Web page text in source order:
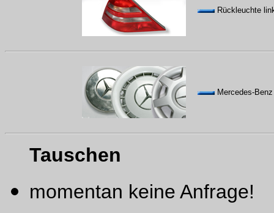
Rückleuchte
Mercedes-
Tauschen
momentan keine Anfrage!